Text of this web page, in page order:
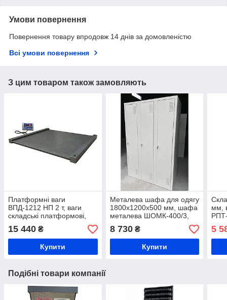
Умови повернення
Повернення товару впродовж 14 днів за домовленістю
Всі умови повернення
З цим товаром також замовляють
Платформні ваги
ВПД-1212 НП 2 т, ваги
складські платформові,
ваги на склад, ваги на
виробництво, ваги для
металовиробів
15 440 ₴
Купити
Металева шафа для одягу
1800х1200х500 мм, шафа
металева ШОМК-400/3,
шафа для зберігання
одягу в роздягальню,
спортзал, гардеробну
8 730₴
Купити
мм,
5
Подібні товари компанії